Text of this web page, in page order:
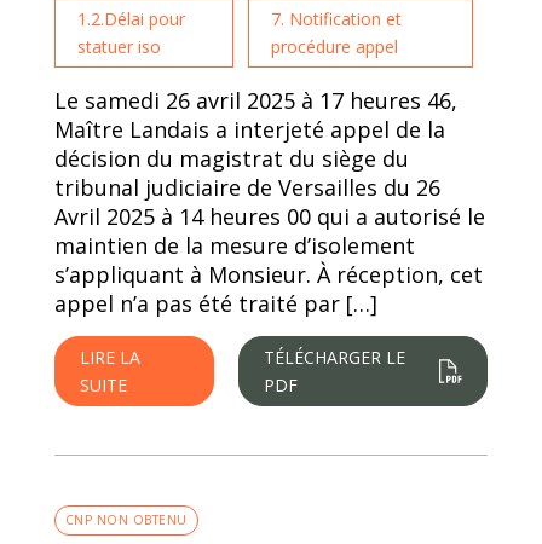
1.2.Délai pour
statuer iso
7. Notification et
procédure appel
Le samedi 26 avril 2025 à 17 heures 46,
Maître Landais a interjeté appel de la
décision du magistrat du siège du
tribunal judiciaire de Versailles du 26
Avril 2025 à 14 heures 00 qui a autorisé le
maintien de la mesure d’isolement
s’appliquant à Monsieur. À réception, cet
appel n’a pas été traité par […]
LIRE LA
SUITE
TÉLÉCHARGER LE
PDF
CNP NON OBTENU